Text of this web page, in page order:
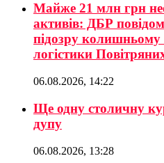
Майже 21 млн грн
активів: ДБР
підозру колишньому
логістики
06.08.2026, 14:22
Ще одну столичну
дупу
06.08.2026, 13:28